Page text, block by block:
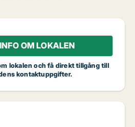
OM LOKALEN
lokalen och få direkt tillgång till
kontaktuppgifter.